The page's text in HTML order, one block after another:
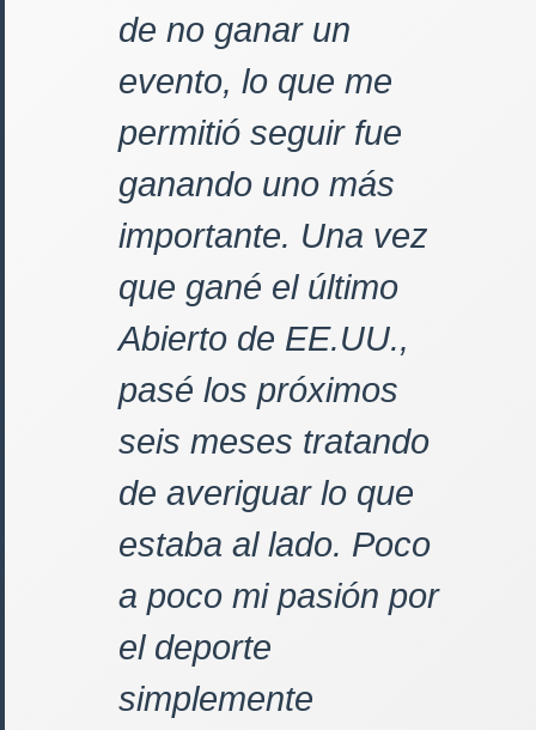
de no ganar un
evento, lo que me
permitió seguir fue
ganando uno más
importante. Una vez
que gané el último
Abierto de EE.UU.,
pasé los próximos
seis meses tratando
de averiguar lo que
estaba al lado. Poco
a poco mi pasión por
el deporte
simplemente